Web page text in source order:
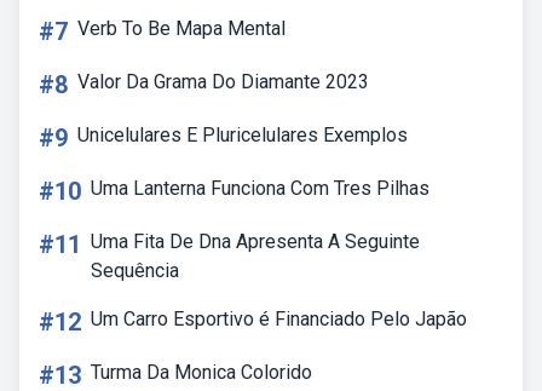
#7 Verb To Be Mapa Mental
#8 Valor Da Grama Do Diamante 2023
#9 Unicelulares E Pluricelulares Exemplos
#10 Uma Lanterna Funciona Com Tres Pilhas
#11 Uma Fita De Dna Apresenta A Seguinte
Sequência
#12 Um Carro Esportivo é Financiado Pelo Japão
#13 Turma Da Monica Colorido